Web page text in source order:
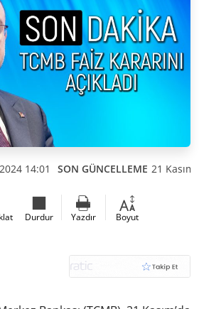
14:01 SON GÜNCELLEME 21
Durdur Yazdır Boyut